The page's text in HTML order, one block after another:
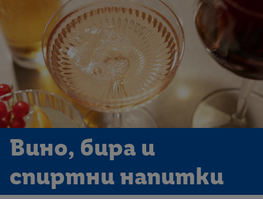
Вино, бира и
спиртни напитки